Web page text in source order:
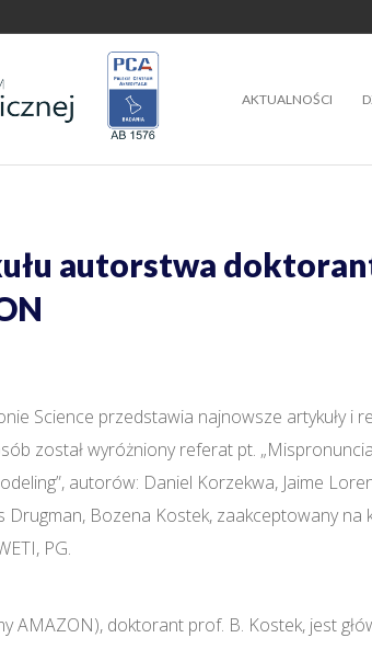
AKTUALNOŚCI
autorstwa
Science przedstawia najnowsze artykuły i
został wyróżniony referat pt.
autorów: Daniel Korzekwa, Jaime
Bozena Kostek, zaakceptowany na
PG.
AMAZON), doktorant prof. B. Kostek, jest